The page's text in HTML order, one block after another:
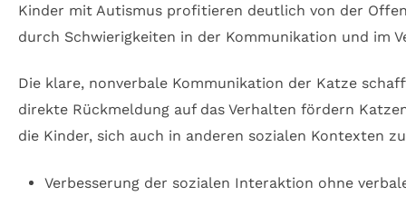
Kinder mit Autismus profitieren deutlich von der
durch Schwierigkeiten in der Kommunikation und im
Die klare, nonverbale Kommunikation der Katze
direkte Rückmeldung auf das Verhalten fördern
die Kinder, sich auch in anderen sozialen Kontexten
Verbesserung der sozialen Interaktion ohne